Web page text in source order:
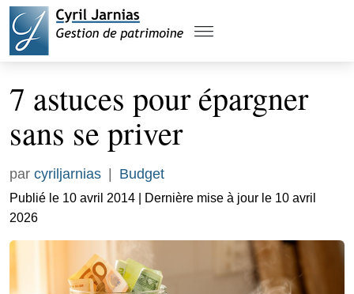
7 astuces pour épargner
sans se priver
par cyriljarnias Budget
Publié le 10 avril 2014 | Dernière mise à jour le 10 avril
2026